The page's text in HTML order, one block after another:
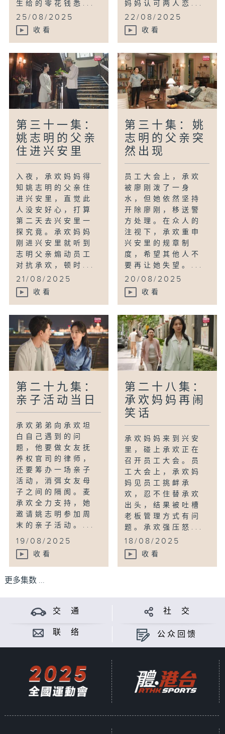
生给的零花钱悉...
25/08/2025
收看
妈妈认可两人恋...
22/08/2025
收看
第三十一集：
姚志明的父亲
住进兴安里
入夜，承欢妈妈得
知姚志明的父亲住
进兴安里，直觉此
人没安好心，打算
第二天去兴安里一
探究竟。承欢妈妈
刚进兴安里就听到
志明父亲煽动员工
对抗承欢，顿时...
21/08/2025
收看
第三十集：姚
志明的父亲突
然出现
员工大会上，承欢
被廖刚泼了一身
水，但她依然坚持
开除廖刚，移送警
方处理。在众人的
注视下，承欢重申
兴安里的规章制
度，希望其他人不
要再让她失望。...
20/08/2025
收看
第二十九集：
亲子活动当日
承欢弟弟向承欢坦
白自己遇到的问
题，他要做女友抚
养权官司的律师，
还要筹办一场亲子
活动，消弭女友母
子之间的隔阂。麦
承欢全力支持，她
邀请姚志明参加周
末的亲子活动。...
19/08/2025
收看
第二十八集：
承欢妈妈再闹
笑话
承欢妈妈来到兴安
里，碰上承欢正在
召开员工大会。员
工大会上，承欢妈
妈见员工挑衅承
欢，忍不住替承欢
出头，结果被吐槽
老板管理方式有问
题。承欢强压怒...
18/08/2025
收看
更多集数 ...
交 通 社 交
联 络 公众回馈